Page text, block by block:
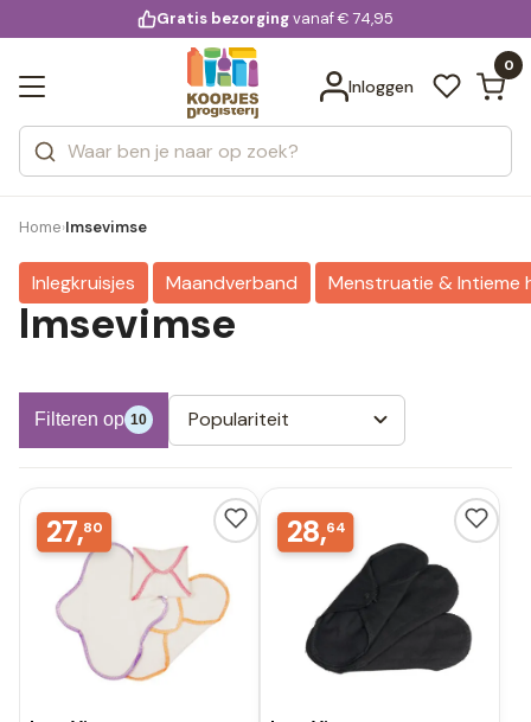
voor 20:00 uur besteld
Gratis bezorgingvanaf € 74,95
Inloggen
0
Zoeken
Categorieën
Merken
Bekijk alle resultaten
Home›Imsevimse
Inlegkruisjes Maandverband Menstruatie & Intieme
Imsevimse
Filteren op 10 Populariteit
27,80 28,64